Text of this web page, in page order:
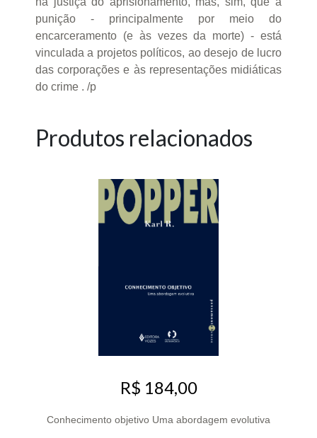
punição - principalmente por meio do
encarceramento (e às vezes da morte) - está
vinculada a projetos políticos, ao desejo de lucro
das corporações e às representações midiáticas
do crime . /p
Produtos relacionados
R$ 184,00
Conhecimento objetivo Uma abordagem evolutiva